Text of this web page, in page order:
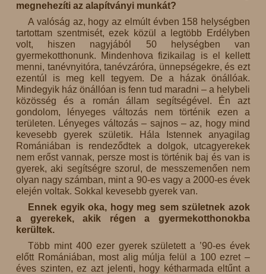
megnehezíti az alapítványi munkát?
A valóság az, hogy az elmúlt évben 158 helységben
tartottam szentmisét, ezek közül a legtöbb Erdélyben
volt, hiszen nagyjából 50 helységben van
gyermekotthonunk. Mindenhova fizikailag is el kellett
menni, tanévnyitóra, tanévzáróra, ünnepségekre, és ezt
ezentúl is meg kell tegyem. De a házak önállóak.
Mindegyik ház önállóan is fenn tud maradni – a helybeli
közösség és a román állam segítségével. Én azt
gondolom, lényeges változás nem történik ezen a
területen. Lényeges változás – sajnos – az, hogy mind
kevesebb gyerek születik. Hála Istennek anyagilag
Romániában is rendeződtek a dolgok, utcagyerekek
nem erőst vannak, persze most is történik baj és van is
gyerek, aki segítségre szorul, de messzemenően nem
olyan nagy számban, mint a 90-es vagy a 2000-es évek
elején voltak. Sokkal kevesebb gyerek van.
Ennek egyik oka, hogy meg sem születnek azok
a gyerekek, akik régen a gyermekotthonokba
kerültek.
Több mint 400 ezer gyerek született a ’90-es évek
előtt Romániában, most alig múlja felül a 100 ezret –
éves szinten, ez azt jelenti, hogy kétharmada eltűnt a